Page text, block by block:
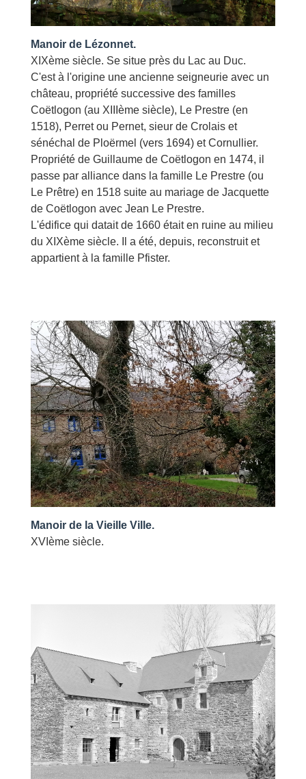
Manoir de Lézonnet.
XIXème siècle. Se situe près du Lac au Duc.
C'est à l'origine une ancienne seigneurie avec un
château, propriété successive des familles
Coëtlogon (au XIIIème siècle), Le Prestre (en
1518), Perret ou Pernet, sieur de Crolais et
sénéchal de Ploërmel (vers 1694) et Cornullier.
Propriété de Guillaume de Coëtlogon en 1474, il
passe par alliance dans la famille Le Prestre (ou
Le Prêtre) en 1518 suite au mariage de Jacquette
de Coëtlogon avec Jean Le Prestre.
L'édifice qui datait de 1660 était en ruine au milieu
du XIXème siècle. Il a été, depuis, reconstruit et
appartient à la famille Pfister.
Manoir de la Vieille Ville.
XVIème siècle.